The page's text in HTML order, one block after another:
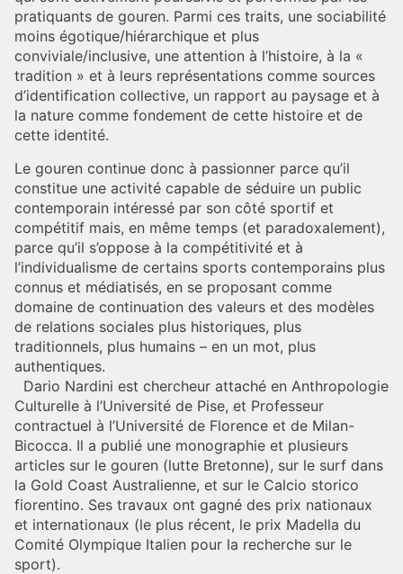
pratiquants de gouren. Parmi ces traits, une sociabilité
moins égotique/hiérarchique et plus
conviviale/inclusive, une attention à l’histoire, à la «
tradition » et à leurs représentations comme sources
d’identification collective, un rapport au paysage et à
la nature comme fondement de cette histoire et de
cette identité.
Le gouren continue donc à passionner parce qu’il
constitue une activité capable de séduire un public
contemporain intéressé par son côté sportif et
compétitif mais, en même temps (et paradoxalement),
parce qu’il s’oppose à la compétitivité et à
l’individualisme de certains sports contemporains plus
connus et médiatisés, en se proposant comme
domaine de continuation des valeurs et des modèles
de relations sociales plus historiques, plus
traditionnels, plus humains – en un mot, plus
authentiques.
Dario Nardini est chercheur attaché en Anthropologie
Culturelle à l’Université de Pise, et Professeur
contractuel à l’Université de Florence et de Milan-
Bicocca. Il a publié une monographie et plusieurs
articles sur le gouren (lutte Bretonne), sur le surf dans
la Gold Coast Australienne, et sur le Calcio storico
fiorentino. Ses travaux ont gagné des prix nationaux
et internationaux (le plus récent, le prix Madella du
Comité Olympique Italien pour la recherche sur le
sport).